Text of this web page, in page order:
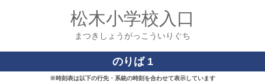
松木小学校入口
まつきしょうがっこういりぐち
のりば 1
※時刻表は以下の行先・系統の時刻を合わせて表示しています